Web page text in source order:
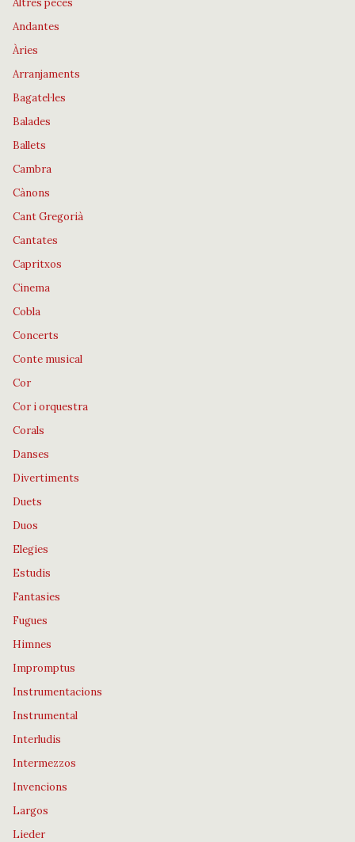
Altres peces
Andantes
Àries
Arranjaments
Bagatel·les
Balades
Ballets
Cambra
Cànons
Cant Gregorià
Cantates
Capritxos
Cinema
Cobla
Concerts
Conte musical
Cor
Cor i orquestra
Corals
Danses
Divertiments
Duets
Duos
Elegies
Estudis
Fantasies
Fugues
Himnes
Impromptus
Instrumentacions
Instrumental
Interludis
Intermezzos
Invencions
Largos
Lieder